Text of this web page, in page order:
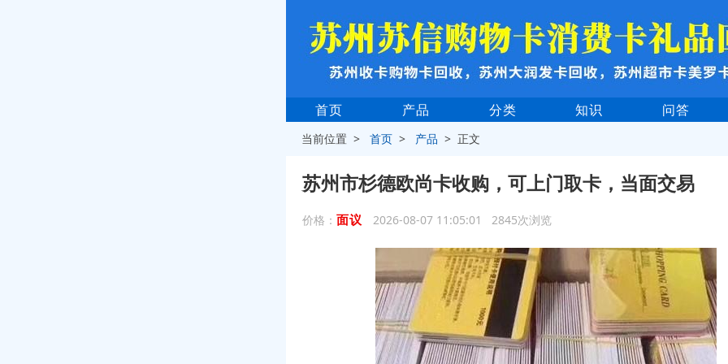
首页 产品 分类 知识 问答
当前位置 >首页 > 产品 > 正文
苏州市杉德欧尚卡收购，可上门取卡，当面交易
价格： 面议 2026-08-07 11:05:01 2845次浏览